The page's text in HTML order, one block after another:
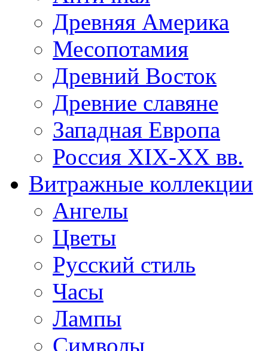
Древняя Америка
Месопотамия
Древний Восток
Древние славяне
Западная Европа
Россия XIX-XX вв.
Витражные коллекции
Ангелы
Цветы
Русский стиль
Часы
Лампы
Символы